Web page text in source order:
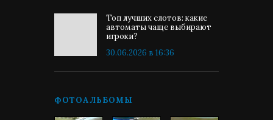
Топ лучших слотов: какие
автоматы чаще выбирают
игроки?
30.06.2026 в 16:36
ФОТОАЛЬБОМЫ